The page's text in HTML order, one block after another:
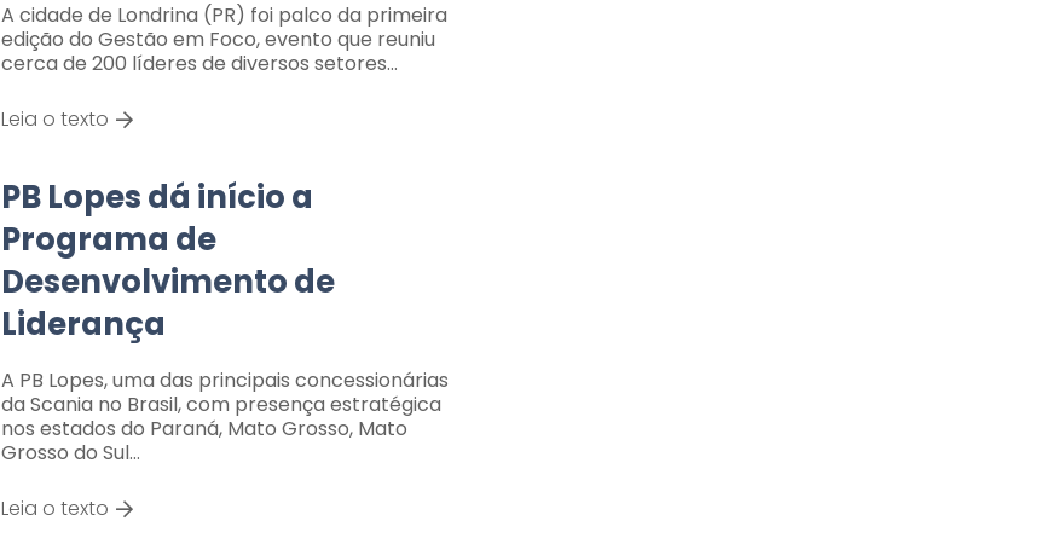
A cidade de Londrina (PR) foi palco da primeira
edição do Gestão em Foco, evento que reuniu
cerca de 200 líderes de diversos setores…
Leia o texto
PB Lopes dá início a
Programa de
Desenvolvimento de
Liderança
A PB Lopes, uma das principais concessionárias
da Scania no Brasil, com presença estratégica
nos estados do Paraná, Mato Grosso, Mato
Grosso do Sul…
Leia o texto